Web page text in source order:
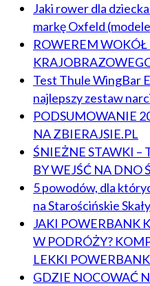
Jaki rower dla
markę Oxfeld
ROWEREM WOKÓŁ
Test Thule WingBar
najlepszy zestaw
PODSUMOWANIE
NA ZBIERAJSIE.PL
ŚNIEŻNE STAWKI –
BY WEJŚĆ NA DNO
5 powodów, dla
na Starościńskie
JAKI POWERBANK
W PODRÓŻY?
LEKKI
GDZIE NOCOWAĆ